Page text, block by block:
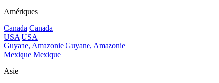
Amériques
Canada Canada
USA USA
Guyane, Amazonie Guyane, Amazonie
Mexique Mexique
Asie